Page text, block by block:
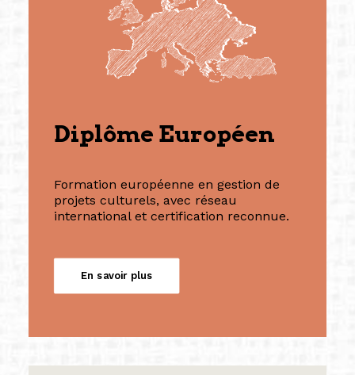
Diplôme Européen
Formation européenne en gestion de
projets culturels, avec réseau
international et certification reconnue.
En savoir plus